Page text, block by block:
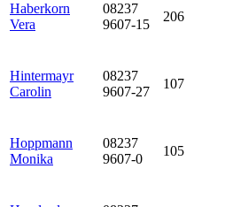
Haberkorn
Vera
08237
9607-15
206
Hintermayr
Carolin
08237
9607-27
107
Hoppmann
Monika
08237
9607-0
105